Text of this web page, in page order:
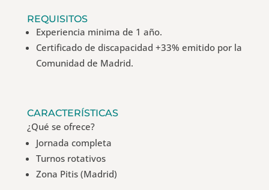
REQUISITOS
Experiencia minima de 1 año.
Certificado de discapacidad +33% emitido por la
Comunidad de Madrid.
CARACTERÍSTICAS
¿Qué se ofrece?
Jornada completa
Turnos rotativos
Zona Pitis (Madrid)